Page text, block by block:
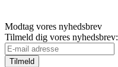
Modtag vores nyhedsbrev
Tilmeld dig vores nyhedsbrev:
Tilmeld